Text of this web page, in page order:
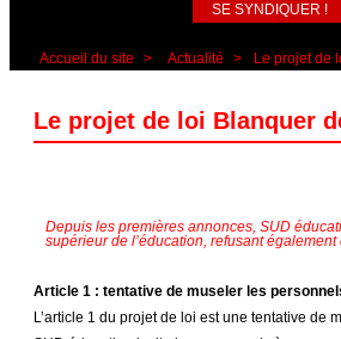
SE SYNDIQUER !
Accueil du site > Actualité > Le projet de
Le projet de loi Blanquer
Depuis les premières annonces, SUD
supérieur de l’éducation, refusant
Article 1 : tentative de museler les
L’article 1 du projet de loi est une tentative de